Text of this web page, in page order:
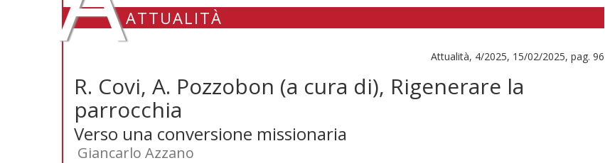
ATTUALITÀ
Attualità, 4/2025, 15/02/2025, pag. 96
R. Covi, A. Pozzobon (a cura di), Rigenerare la
parrocchia
Verso una conversione missionaria
Giancarlo Azzano